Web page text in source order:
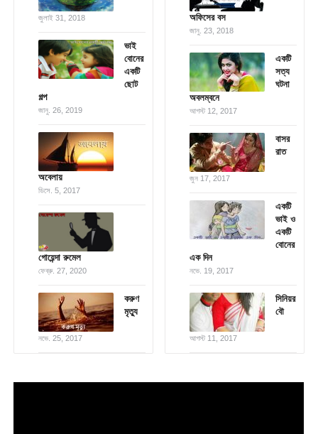
জুলাই 31, 2018
ভাই
বোনের
একটি
ছোট
গল্প
জানু. 26, 2019
অবেলায়
ডিসে. 5, 2017
গোয়েন্দা রুমেল
ফেব্রু. 27, 2020
করুণ
মৃত্যু
নভে. 25, 2017
অফিসের বস
জানু. 23, 2018
একটি
সত্য
ঘটনা
অবলম্বনে
আগস্ট 12, 2017
বাসর
রাত
জুন 17, 2017
একটি
ভাই ও
একটি
বোনের
এক দিন
নভে. 19, 2017
সিনিয়র
বৌ
আগস্ট 11, 2017